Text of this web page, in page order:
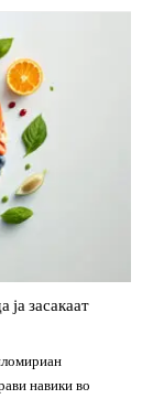
ја засакаат
навики во